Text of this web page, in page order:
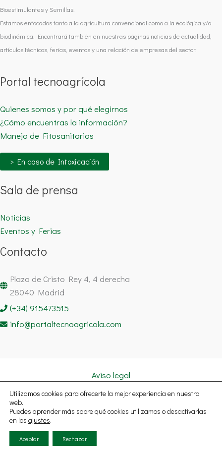
Bioestimulantes y Semillas.
Estamos enfocados tanto a la agricultura convencional como a la ecológica y/o
biodinámica. Encontrará también en nuestras páginas noticias de actualidad,
artículos técnicos, ferias, eventos y una relación de empresas del sector.
Portal tecnoagrícola
Quienes somos y por qué elegirnos
¿Cómo encuentras la información?
Manejo de Fitosanitarios
> En caso de Intoxicación
Sala de prensa
Noticias
Eventos y Ferias
Contacto
Plaza de Cristo Rey 4, 4 derecha
28040 Madrid
(+34) 915473515
info@portaltecnoagricola.com
Aviso legal
Política de cookies
Copyright © 2026 Portal Tecnoagrícola Noticias España | Todos
los derechos reservados.
Utilizamos cookies para ofrecerte la mejor experiencia en nuestra
web.
Puedes aprender más sobre qué cookies utilizamos o desactivarlas
en los ajustes.
Aceptar Rechazar